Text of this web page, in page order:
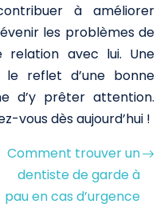
à améliorer
les problèmes de
avec lui. Une
reflet d’une bonne
d’y prêter attention.
vous dès aujourd’hui !
Comment trouver un
dentiste de garde à
pau en cas d’urgence